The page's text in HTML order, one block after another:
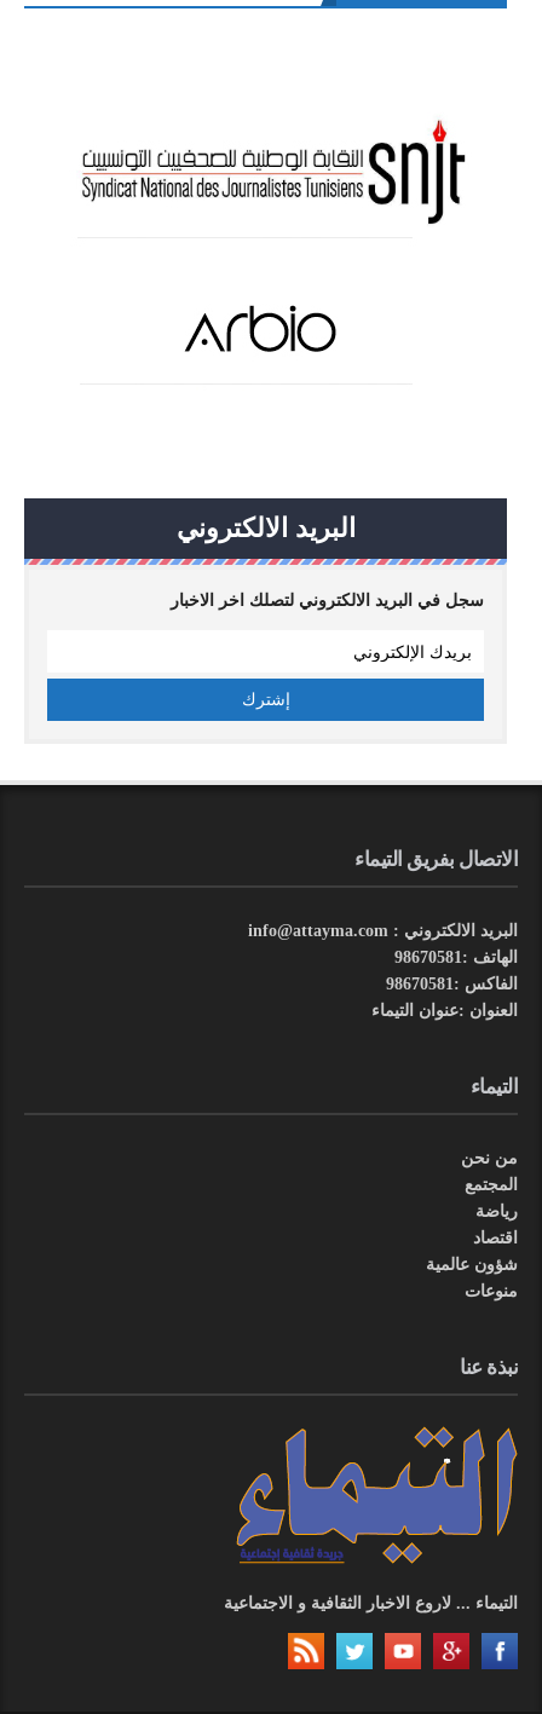
البريد الالكتروني
سجل في البريد الالكتروني لتصلك اخر الاخبار
الاتصال بفريق التيماء
البريد الالكتروني : info@attayma.com
الهاتف :98670581
الفاكس :98670581
العنوان :عنوان التيماء
التيماء
من نحن
المجتمع
رياضة
اقتصاد
شؤون عالمية
منوعات
نبذة عنا
التيماء ... لاروع الاخبار الثقافية و الاجتماعية